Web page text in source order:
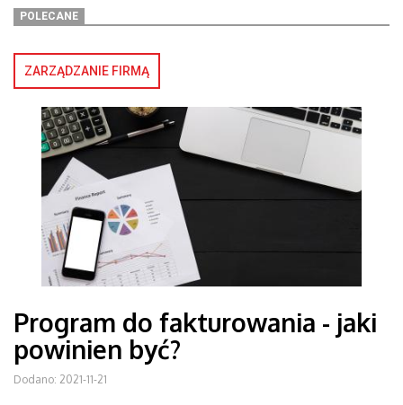
POLECANE
ZARZĄDZANIE FIRMĄ
Program do fakturowania - jaki
powinien być?
Dodano: 2021-11-21